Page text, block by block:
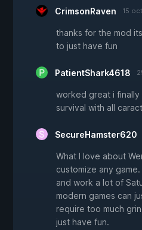
CrimsonRaven 15
thanks for the mod
to just have fun
PatientShark4618
worked great i
survival with all
SecureHamster620
What I love about
customize any
and work a lot of
modern games can
require too much
just have fun.